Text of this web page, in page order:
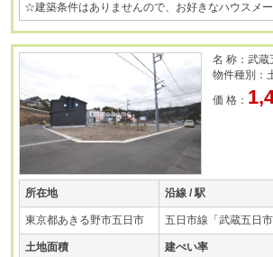
☆建築条件はありませんので、お好きなハウスメ
名 称：武蔵
物件種別：
価 格：
所在地 沿線 / 駅
東京都あきる野市五日市 五日市線「武蔵五日
土地面積 建ぺい率